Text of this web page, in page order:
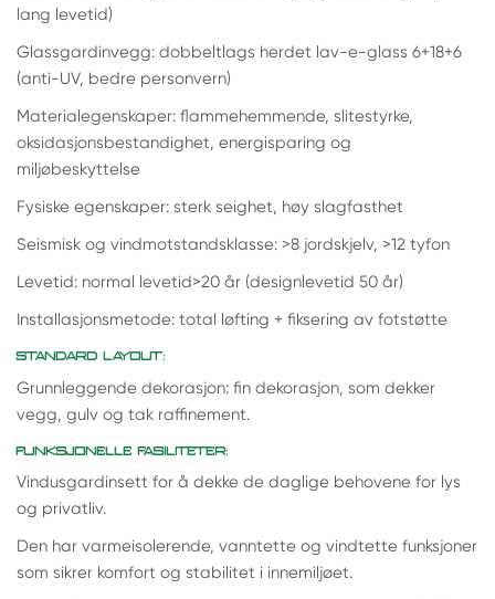
lang levetid)
Glassgardinvegg: dobbeltlags herdet lav-e-glass 6+18+6
(anti-UV, bedre personvern)
Materialegenskaper: flammehemmende, slitestyrke,
oksidasjonsbestandighet, energisparing og
miljøbeskyttelse
Fysiske egenskaper: sterk seighet, høy slagfasthet
Seismisk og vindmotstandsklasse: >8 jordskjelv, >12 tyfon
Levetid: normal levetid>20 år (designlevetid 50 år)
Installasjonsmetode: total løfting + fiksering av fotstøtte
STANDARD LAYOUT:
Grunnleggende dekorasjon: fin dekorasjon, som dekker
vegg, gulv og tak raffinement.
FUNKSJONELLE FASILITETER:
Vindusgardinsett for å dekke de daglige behovene for lys
og privatliv.
Den har varmeisolerende, vanntette og vindtette funksjoner
som sikrer komfort og stabilitet i innemiljøet.